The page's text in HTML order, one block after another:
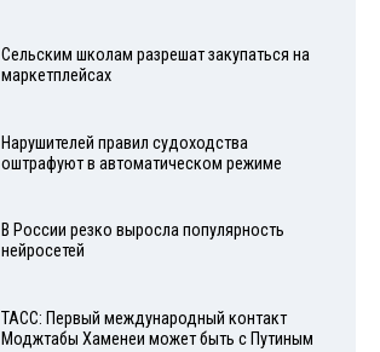
Сельским школам разрешат закупаться на
маркетплейсах
Нарушителей правил судоходства
оштрафуют в автоматическом режиме
В России резко выросла популярность
нейросетей
ТАСС: Первый международный контакт
Моджтабы Хаменеи может быть с Путиным